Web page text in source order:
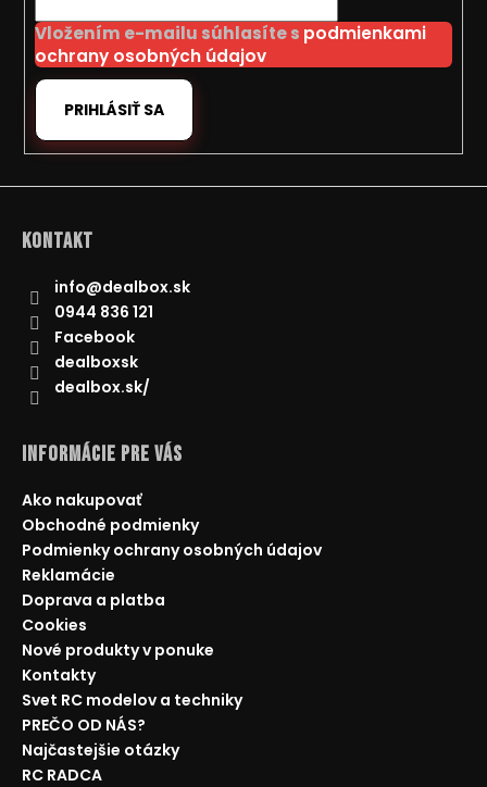
Vložením e-mailu súhlasíte s podmienkami
ochrany osobných údajov
PRIHLÁSIŤ SA
Kontakt
info@dealbox.sk
0944 836 121
Facebook
dealboxsk
dealbox.sk/
Informácie pre Vás
Ako nakupovať
Obchodné podmienky
Podmienky ochrany osobných údajov
Reklamácie
Doprava a platba
Cookies
Nové produkty v ponuke
Kontakty
Svet RC modelov a techniky
PREČO OD NÁS?
Najčastejšie otázky
RC RADCA